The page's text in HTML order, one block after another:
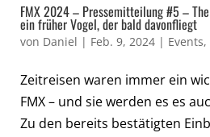
FMX 2024 – Pressemitteilung #5 –
ein früher Vogel, der bald davonfliegt
von Daniel | Feb. 9, 2024 | Events,
Zeitreisen waren immer ein
FMX – und sie werden es es
Zu den bereits bestätigten